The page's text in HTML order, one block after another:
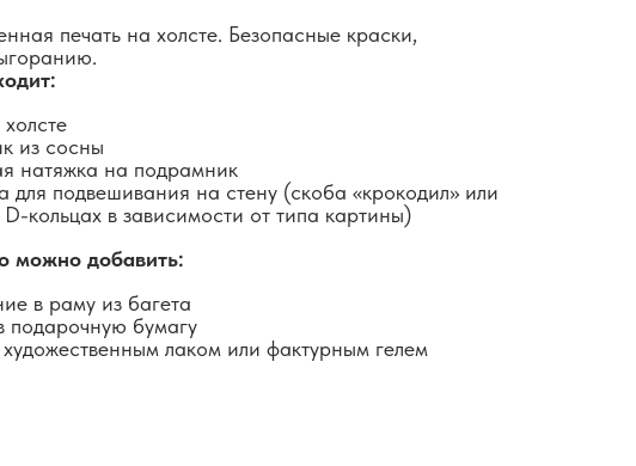
печать на холсте. Безопасные краски,
из сосны
натяжка на подрамник
для подвешивания на стену (скоба «крокодил» или
кольцах в зависимости от типа картины)
можно добавить:
в раму из багета
подарочную бумагу
лаком или фактурным гелем